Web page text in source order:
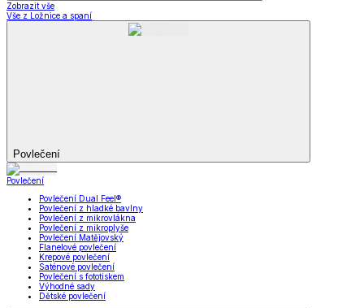
Zobrazit vše
Vše z Ložnice a spaní
Povlečení
Povlečení
Povlečení Dual Feel®
Povlečení z hladké bavlny
Povlečení z mikrovlákna
Povlečení z mikroplyše
Povlečení Matějovský
Flanelové povlečení
Krepové povlečení
Saténové povlečení
Povlečení s fototiskem
Výhodné sady
Dětské povlečení